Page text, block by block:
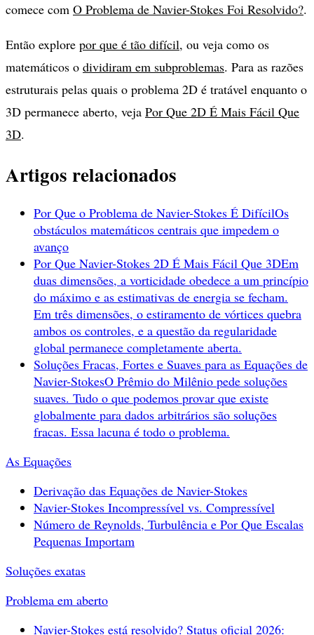
comece com O Problema de Navier-Stokes Foi Resolvido?.
Então explore por que é tão difícil, ou veja como os
matemáticos o dividiram em subproblemas. Para as razões
estruturais pelas quais o problema 2D é tratável enquanto o
3D permanece aberto, veja Por Que 2D É Mais Fácil Que
3D.
Artigos relacionados
Por Que o Problema de Navier-Stokes É DifícilOs
obstáculos matemáticos centrais que impedem o
avanço
Por Que Navier-Stokes 2D É Mais Fácil Que 3DEm
duas dimensões, a vorticidade obedece a um princípio
do máximo e as estimativas de energia se fecham.
Em três dimensões, o estiramento de vórtices quebra
ambos os controles, e a questão da regularidade
global permanece completamente aberta.
Soluções Fracas, Fortes e Suaves para as Equações de
Navier-StokesO Prêmio do Milênio pede soluções
suaves. Tudo o que podemos provar que existe
globalmente para dados arbitrários são soluções
fracas. Essa lacuna é todo o problema.
As Equações
Derivação das Equações de Navier-Stokes
Navier-Stokes Incompressível vs. Compressível
Número de Reynolds, Turbulência e Por Que Escalas
Pequenas Importam
Soluções exatas
Problema em aberto
Navier-Stokes está resolvido? Status oficial 2026: